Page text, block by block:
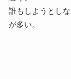
誰もしようとし
が多い。